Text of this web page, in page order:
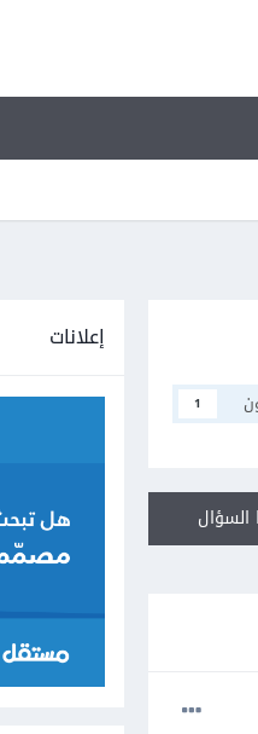
1
إعلانات